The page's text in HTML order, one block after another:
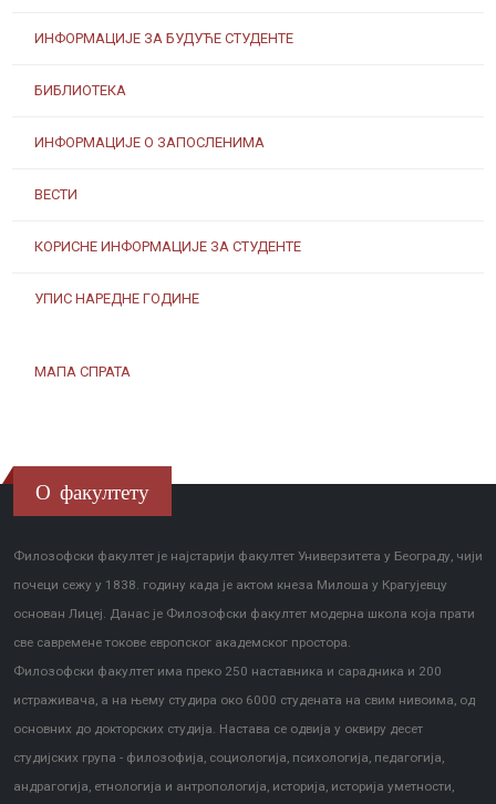
ИНФОРМАЦИЈЕ ЗА БУДУЋЕ СТУДЕНТЕ
БИБЛИОТЕКА
ИНФОРМАЦИЈЕ О ЗАПОСЛЕНИМА
ВЕСТИ
КОРИСНЕ ИНФОРМАЦИЈЕ ЗА СТУДЕНТЕ
УПИС НАРЕДНЕ ГОДИНЕ
МАПА СПРАТА
О факултету
Филозофски факултет је најстарији факултет Универзитета у Београду, чији
почеци сежу у 1838. годину када је актом кнеза Милоша у Крагујевцу
основан Лицеј. Данас је Филозофски факултет модерна школа која прати
све савремене токове европског академског простора.
Филозофски факултет има преко 250 наставника и сарадника и 200
истраживача, а на њему студира око 6000 студената на свим нивоима, од
основних до докторских студија. Настава се одвија у оквиру десет
студијских група - филозофија, социологија, психологија, педагогија,
андрагогија, етнологија и антропологија, историја, историја уметности,